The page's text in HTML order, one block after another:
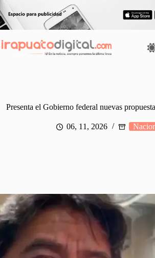
al
contenido
Presenta el Gobierno federal nuevas
06, 11, 2026